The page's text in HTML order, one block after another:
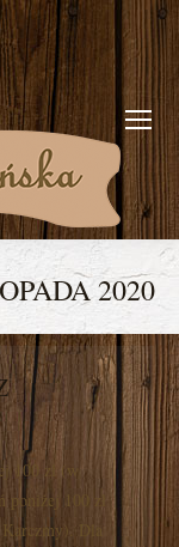
2020
100 zł (w
100 zł
Dla